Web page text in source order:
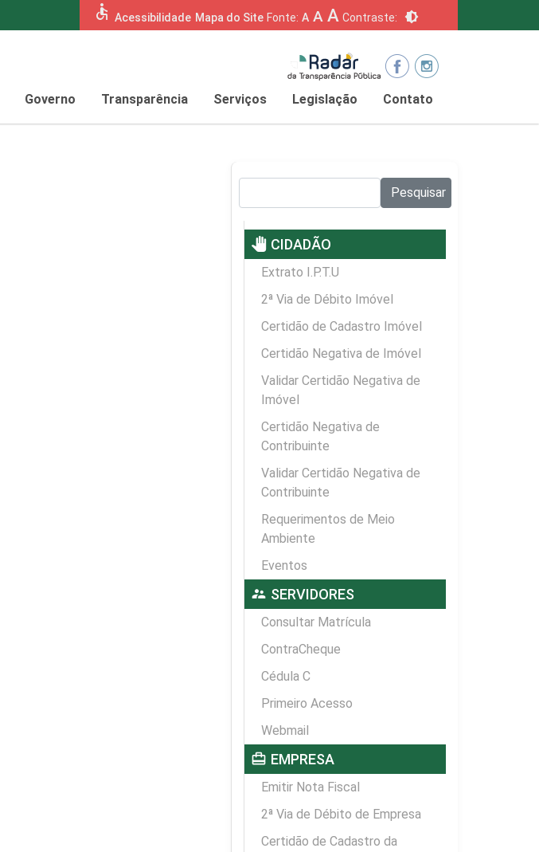
accessible Acessibilidade Mapa do Site Fonte: A A A Contraste: brightness_6
Governo Transparência Serviços Legislação Contato
Pesquisar
pan_tool CIDADÃO
Extrato I.P.T.U
2ª Via de Débito Imóvel
Certidão de Cadastro Imóvel
Certidão Negativa de Imóvel
Validar Certidão Negativa de
Imóvel
Certidão Negativa de
Contribuinte
Validar Certidão Negativa de
Contribuinte
Requerimentos de Meio
Ambiente
Eventos
supervisor_account SERVIDORES
Consultar Matrícula
ContraCheque
Cédula C
Primeiro Acesso
Webmail
card_travel EMPRESA
Emitir Nota Fiscal
2ª Via de Débito de Empresa
Certidão de Cadastro da